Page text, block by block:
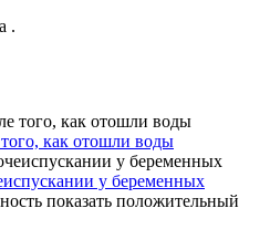
.
как отошли воды
у беременных